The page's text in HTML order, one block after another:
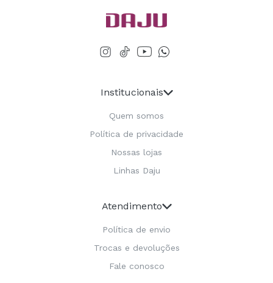
Institucionais
Quem somos
Política de privacidade
Nossas lojas
Linhas Daju
Atendimento
Política de envio
Trocas e devoluções
Fale conosco